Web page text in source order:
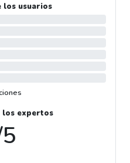
los usuarios
los expertos